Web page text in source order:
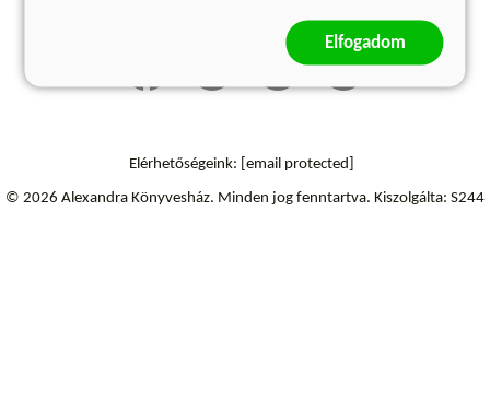
Elérhetőségeink: [email protected]
© 2026 Alexandra Könyvesház. Minden jog fenntartva. Kiszolgálta: S244
Elfogadom